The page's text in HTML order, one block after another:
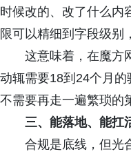
时候改的、改了什么内
限可以精细到字段级别
这意味着，在魔方
动辄需要18到24个月
不需要再走一遍繁琐的
三、能落地、能扛
合规是底线，但光